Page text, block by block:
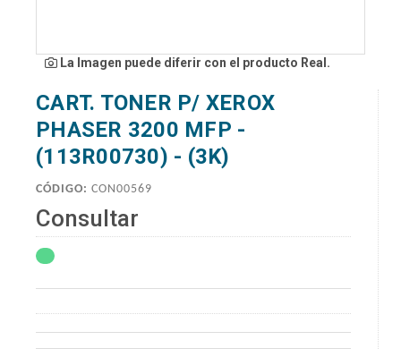
La Imagen puede diferir con el producto Real.
CART. TONER P/ XEROX
PHASER 3200 MFP -
(113R00730) - (3K)
CÓDIGO: CON00569
Consultar